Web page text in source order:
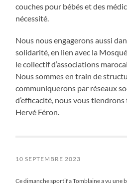
couches pour bébés et des
nécessité.
Nous nous engagerons aussi
solidarité, en lien avec la
le collectif d’associations
Nous sommes en train de
communiquerons par réseaux
d’efficacité, nous vous
Hervé Féron.
10 SEPTEMBRE 2023
Ce dimanche sportif a Tomblaine a vu une